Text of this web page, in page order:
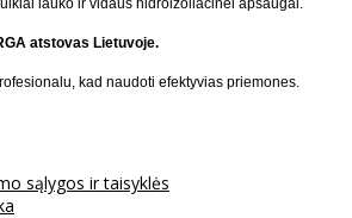
atstovas Lietuvoje.
kad naudoti efektyvias priemones.
sąlygos ir taisyklės